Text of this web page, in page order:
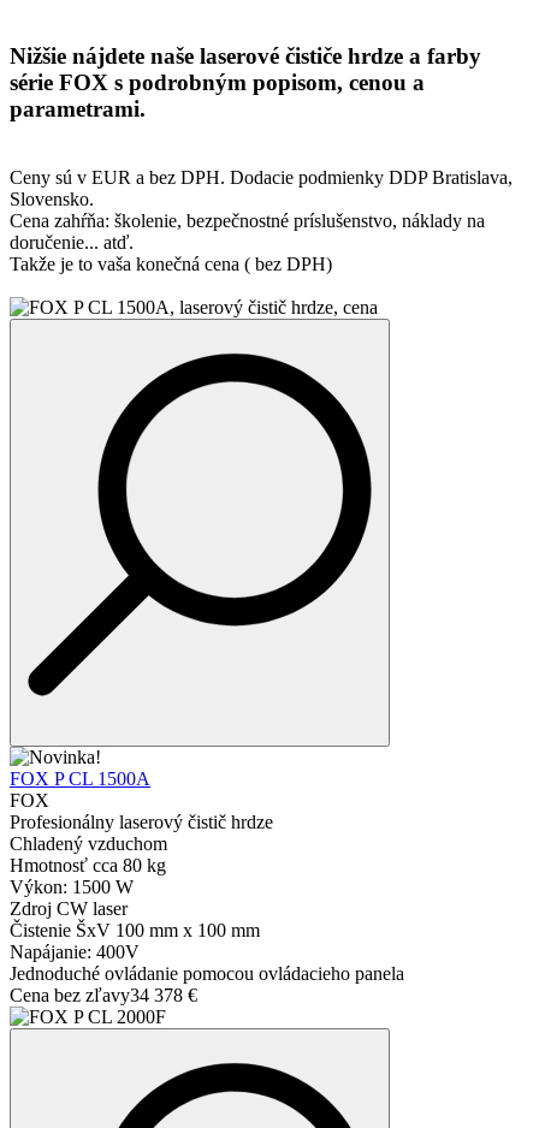
Nižšie nájdete naše laserové čističe hrdze a farby
série FOX s podrobným popisom, cenou a
parametrami.
Ceny sú v EUR a bez DPH. Dodacie podmienky DDP Bratislava,
Slovensko.
Cena zahŕňa: školenie, bezpečnostné príslušenstvo, náklady na
doručenie... atď.
Takže je to vaša konečná cena ( bez DPH)
FOX P CL 1500A
FOX
Profesionálny laserový čistič hrdze
Chladený vzduchom
Hmotnosť cca 80 kg
Výkon: 1500 W
Zdroj CW laser
Čistenie ŠxV 100 mm x 100 mm
Napájanie: 400V
Jednoduché ovládanie pomocou ovládacieho panela
Cena bez zľavy34 378 €